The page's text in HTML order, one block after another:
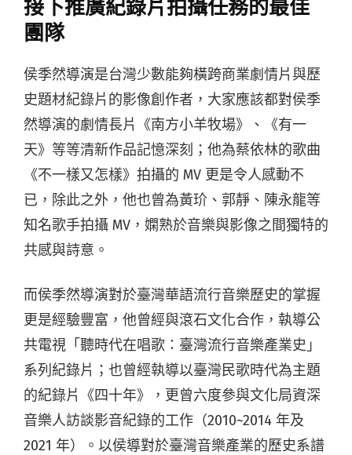
接下推廣紀錄片拍攝任務的最佳
團隊
侯季然導演是台灣少數能夠橫跨商業劇情片與歷
史題材紀錄片的影像創作者，大家應該都對侯季
然導演的劇情長片《南方小羊牧場》、《有一
天》等等清新作品記憶深刻；他為蔡依林的歌曲
《不一樣又怎樣》拍攝的 MV 更是令人感動不
已，除此之外，他也曾為黃玠、郭靜、陳永龍等
知名歌手拍攝 MV，嫻熟於音樂與影像之間獨特的
共感與詩意。
而侯季然導演對於臺灣華語流行音樂歷史的掌握
更是經驗豐富，他曾經與滾石文化合作，執導公
共電視「聽時代在唱歌：臺灣流行音樂產業史」
系列紀錄片；也曾經執導以臺灣民歌時代為主題
的紀錄片《四十年》，更曾六度參與文化局資深
音樂人訪談影音紀錄的工作（2010~2014 年及
2021 年）。以侯導對於臺灣音樂產業的歷史系譜